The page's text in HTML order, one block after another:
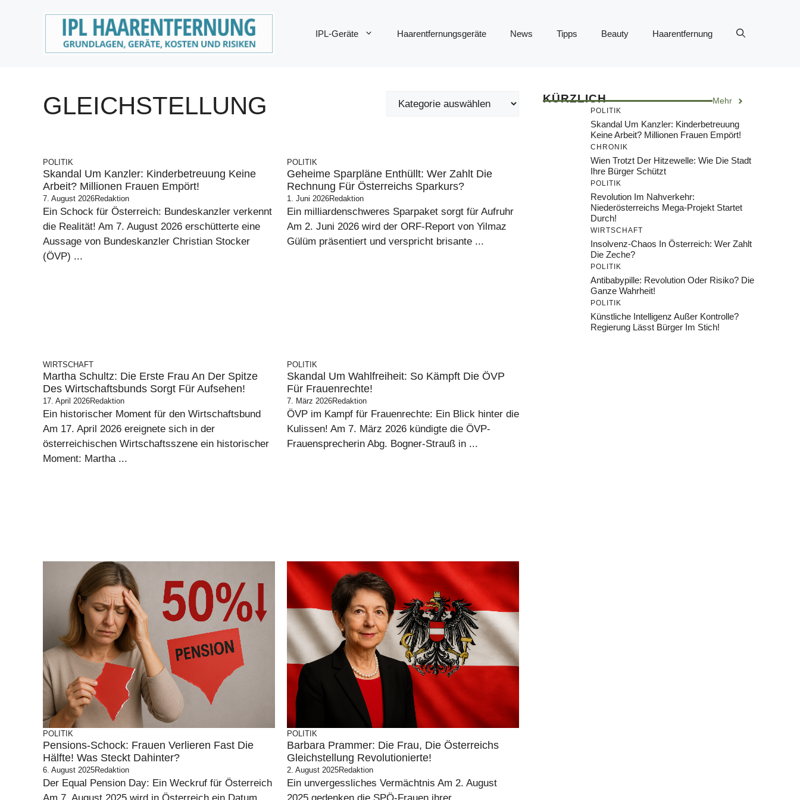
IPL-Geräte Haarentfernungsgeräte News Tipps Beauty Haarentfernung
GLEICHSTELLUNG
POLITIK
Skandal Um Kanzler: Kinderbetreuung Keine
Arbeit? Millionen Frauen Empört!
7. August 2026Redaktion
Ein Schock für Österreich: Bundeskanzler verkennt
die Realität! Am 7. August 2026 erschütterte eine
Aussage von Bundeskanzler Christian Stocker
(ÖVP) ...
POLITIK
Geheime Sparpläne Enthüllt: Wer Zahlt Die
Rechnung Für Österreichs Sparkurs?
1. Juni 2026Redaktion
Ein milliardenschweres Sparpaket sorgt für Aufruhr
Am 2. Juni 2026 wird der ORF-Report von Yilmaz
Gülüm präsentiert und verspricht brisante ...
WIRTSCHAFT
Martha Schultz: Die Erste Frau An Der Spitze
Des Wirtschaftsbunds Sorgt Für Aufsehen!
17. April 2026Redaktion
Ein historischer Moment für den Wirtschaftsbund
Am 17. April 2026 ereignete sich in der
österreichischen Wirtschaftsszene ein historischer
Moment: Martha ...
POLITIK
Skandal Um Wahlfreiheit: So Kämpft Die ÖVP
Für Frauenrechte!
7. März 2026Redaktion
ÖVP im Kampf für Frauenrechte: Ein Blick hinter die
Kulissen! Am 7. März 2026 kündigte die ÖVP-
Frauensprecherin Abg. Bogner-Strauß in ...
POLITIK
Pensions-Schock: Frauen Verlieren Fast Die
Hälfte! Was Steckt Dahinter?
6. August 2025Redaktion
Der Equal Pension Day: Ein Weckruf für Österreich
POLITIK
Barbara Prammer: Die Frau, Die Österreichs
Gleichstellung Revolutionierte!
2. August 2025Redaktion
Ein unvergessliches Vermächtnis Am 2. August
KÜRZLICH Mehr
POLITIK
Skandal Um Kanzler: Kinderbetreuung
Keine Arbeit? Millionen Frauen Empört!
CHRONIK
Wien Trotzt Der Hitzewelle: Wie Die Stadt
Ihre Bürger Schützt
POLITIK
Revolution Im Nahverkehr:
Niederösterreichs Mega-Projekt Startet
Durch!
WIRTSCHAFT
Insolvenz-Chaos In Österreich: Wer Zahlt
Die Zeche?
POLITIK
Antibabypille: Revolution Oder Risiko? Die
Ganze Wahrheit!
POLITIK
Künstliche Intelligenz Außer Kontrolle?
Regierung Lässt Bürger Im Stich!